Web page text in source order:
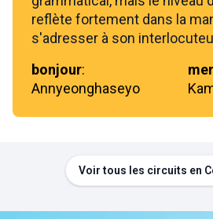
reflète fortement dans la
s'adresser à son
bonjour:
Annyeonghaseyo
Voir tous les circuits en